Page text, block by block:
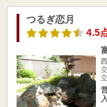
つるぎ恋月
4.5